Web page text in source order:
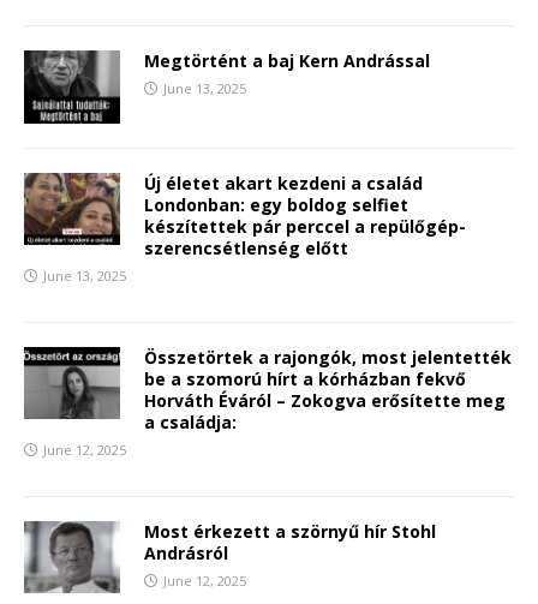
Megtörtént a baj Kern Andrással
June 13, 2025
Új életet akart kezdeni a család
Londonban: egy boldog selfiet
készítettek pár perccel a repülőgép-
szerencsétlenség előtt
June 13, 2025
Összetörtek a rajongók, most jelentették
be a szomorú hírt a kórházban fekvő
Horváth Éváról – Zokogva erősítette meg
a családja:
June 12, 2025
Most érkezett a szörnyű hír Stohl
Andrásról
June 12, 2025